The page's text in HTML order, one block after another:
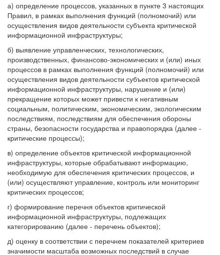
а) определение процессов, указанных в пункте 3 настоящих
Правил, в рамках выполнения функций (полномочий) или
осуществления видов деятельности субъекта критической
информационной инфраструктуры;
б) выявление управленческих, технологических,
производственных, финансово-экономических и (или) иных
процессов в рамках выполнения функций (полномочий) или
осуществления видов деятельности субъектов критической
информационной инфраструктуры, нарушение и (или)
прекращение которых может привести к негативным
социальным, политическим, экономическим, экологическим
последствиям, последствиям для обеспечения обороны
страны, безопасности государства и правопорядка (далее -
критические процессы);
в) определение объектов критической информационной
инфраструктуры, которые обрабатывают информацию,
необходимую для обеспечения критических процессов, и
(или) осуществляют управление, контроль или мониторинг
критических процессов;
г) формирование перечня объектов критической
информационной инфраструктуры, подлежащих
категорированию (далее - перечень объектов);
д) оценку в соответствии с перечнем показателей критериев
значимости масштаба возможных последствий в случае